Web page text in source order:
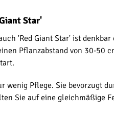
Star'
'Red Giant Star' ist
Pflanzabstand von 30-
wenig Pflege. Sie bevorzugt
Sie auf eine gleichmäßige